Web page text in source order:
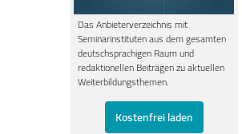
Das Anbieterverzeichnis mit
Seminarinstituten aus dem gesamten
deutschsprachigen Raum und
redaktionellen Beiträgen zu aktuellen
Weiterbildungsthemen.
Kostenfrei laden